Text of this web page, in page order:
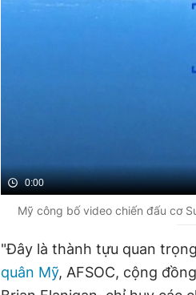
0:00
Mỹ công bố video chiến đấu cơ
"Đây là thành tựu quan
quân Mỹ, AFSOC, cộng